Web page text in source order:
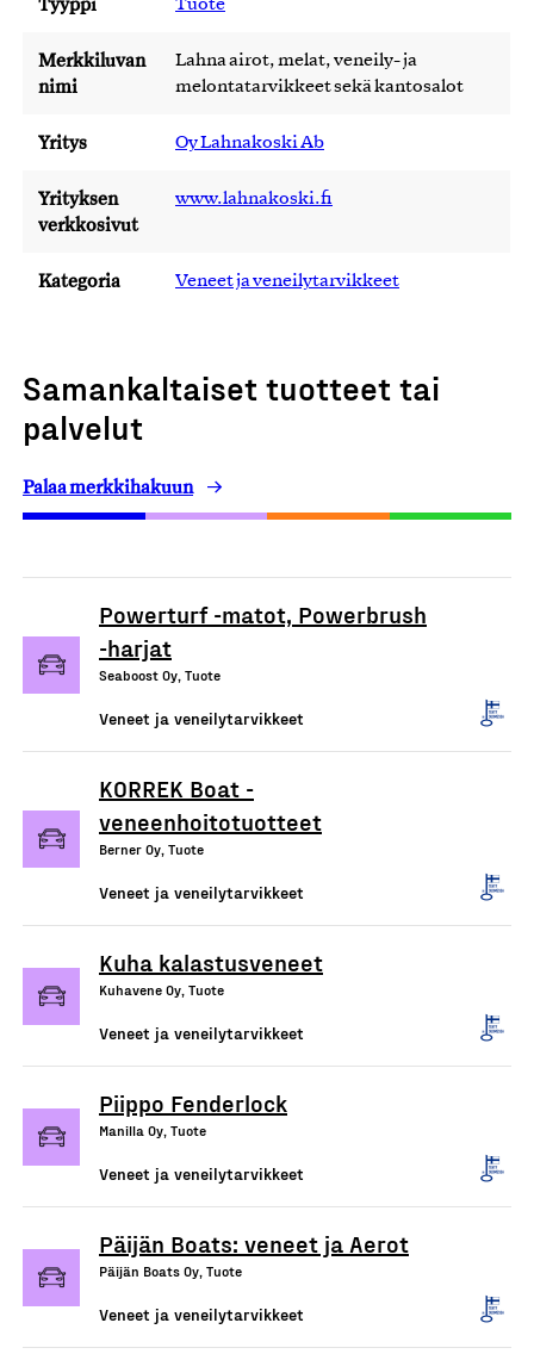
Tuote
Merkkiluvan
nimi
Lahna airot, melat, veneily- ja
melontatarvikkeet sekä kantosalot
Yritys Oy Lahnakoski Ab
Yrityksen
verkkosivut
www.lahnakoski.fi
Kategoria Veneet ja veneilytarvikkeet
Samankaltaiset tuotteet tai
palvelut
Palaa merkkihakuun
Powerturf -matot, Powerbrush
-harjat
Seaboost Oy, Tuote
Veneet ja veneilytarvikkeet
KORREK Boat -
veneenhoitotuotteet
Berner Oy, Tuote
Veneet ja veneilytarvikkeet
Kuha kalastusveneet
Kuhavene Oy, Tuote
Veneet ja veneilytarvikkeet
Piippo Fenderlock
Manilla Oy, Tuote
Veneet ja veneilytarvikkeet
Päijän Boats: veneet ja Aerot
Päijän Boats Oy, Tuote
Veneet ja veneilytarvikkeet